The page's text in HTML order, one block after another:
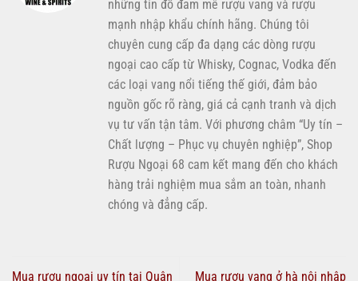
những tín đồ đam mê rượu vang và rượu
mạnh nhập khẩu chính hãng. Chúng tôi
chuyên cung cấp đa dạng các dòng rượu
ngoại cao cấp từ Whisky, Cognac, Vodka đến
các loại vang nổi tiếng thế giới, đảm bảo
nguồn gốc rõ ràng, giá cả cạnh tranh và dịch
vụ tư vấn tận tâm. Với phương châm “Uy tín –
Chất lượng – Phục vụ chuyên nghiệp”, Shop
Rượu Ngoại 68 cam kết mang đến cho khách
hàng trải nghiệm mua sắm an toàn, nhanh
chóng và đẳng cấp.
Mua rượu ngoại uy tín tại Quận
Mua rượu vang ở hà nội nhập